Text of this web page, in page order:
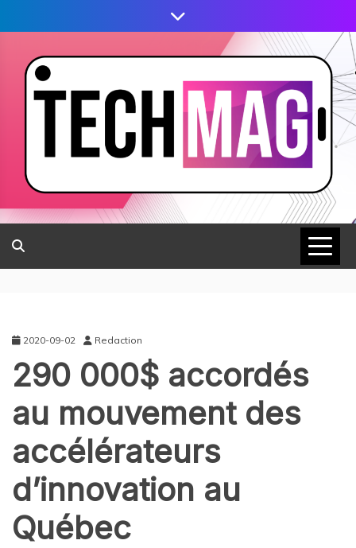
2020-09-02 Redaction
290 000$ accordés
au mouvement des
accélérateurs
d’innovation au
Québec